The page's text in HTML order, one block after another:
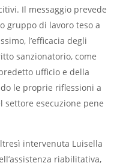
Il messaggio prevede
gruppo di lavoro teso a
l’efficacia degli
sanzionatorio, come
ufficio e della
le proprie riflessioni a
esecuzione pene
intervenuta Luisella
riabilitativa,